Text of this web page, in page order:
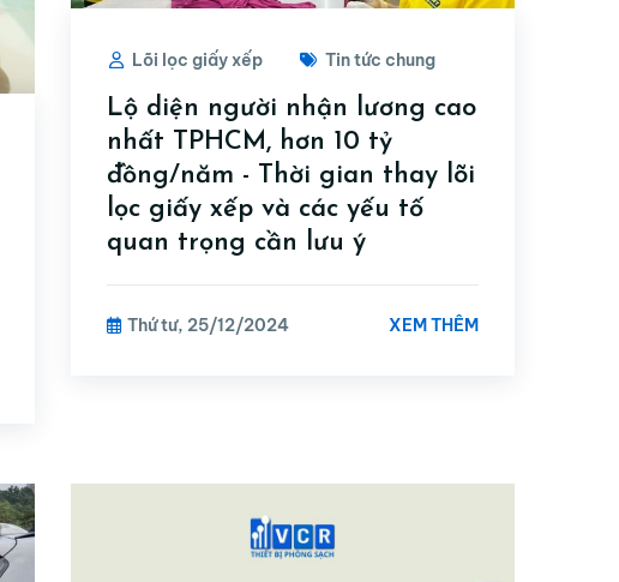
Lõi lọc giấy xếp Tin tức chung
Lộ diện người nhận lương cao
nhất TPHCM, hơn 10 tỷ
đồng/năm - Thời gian thay lõi
lọc giấy xếp và các yếu tố
quan trọng cần lưu ý
Thứ tư, 25/12/2024 XEM THÊM